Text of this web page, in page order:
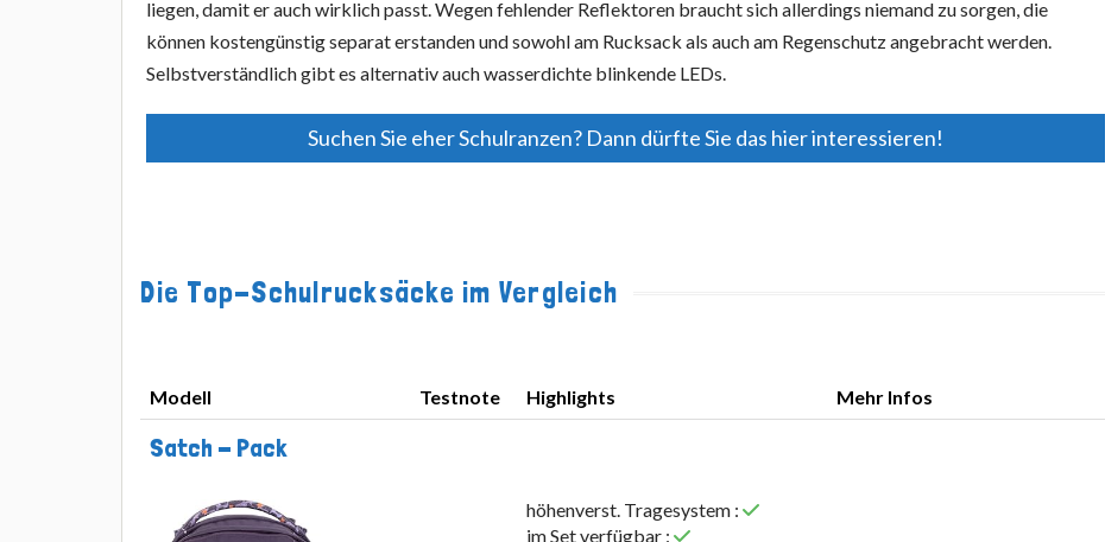
liegen, damit er auch wirklich passt. Wegen fehlender Reflektoren braucht sich allerdings niemand zu sorgen, die
können kostengünstig separat erstanden und sowohl am Rucksack als auch am Regenschutz angebracht werden.
Selbstverständlich gibt es alternativ auch wasserdichte blinkende LEDs.
Suchen Sie eher Schulranzen? Dann dürfte Sie das hier interessieren!
Die Top-Schulrucksäcke im Vergleich
Modell Testnote Highlights
Mehr Infos
Satch - Pack
höhenverst. Tragesystem :
im Set verfügbar :